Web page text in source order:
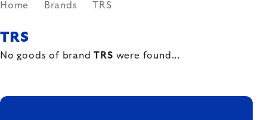
Home Brands TRS
TRS
No goods of brandTRS were found...
FOOTER